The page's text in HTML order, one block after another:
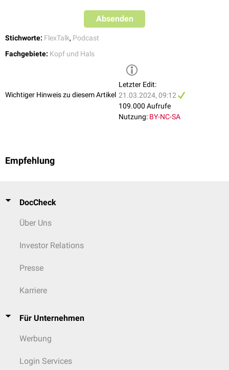
Absenden
Stichworte: FlexTalk, Podcast
Fachgebiete: Kopf und Hals
Wichtiger Hinweis zu diesem Artikel
Letzter Edit:
21.03.2024, 09:12
109.000 Aufrufe
Nutzung: BY-NC-SA
Empfehlung
DocCheck
Über Uns
Investor Relations
Presse
Karriere
Für Unternehmen
Werbung
Login Services